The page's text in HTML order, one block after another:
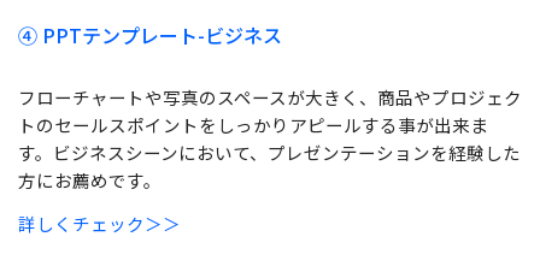
④ PPTテンプレート-ビジネス
フローチャートや写真のスペースが大きく、商品やプロジェク
トのセールスポイントをしっかりアピールする事が出来ま
す。ビジネスシーンにおいて、プレゼンテーションを経験した
方にお薦めです。
詳しくチェック＞＞